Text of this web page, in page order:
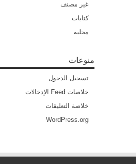
غير مصنف
كتابات
محلية
منوعات
تسجيل الدخول
خلاصات Feed الإدخالات
خلاصة التعليقات
WordPress.org